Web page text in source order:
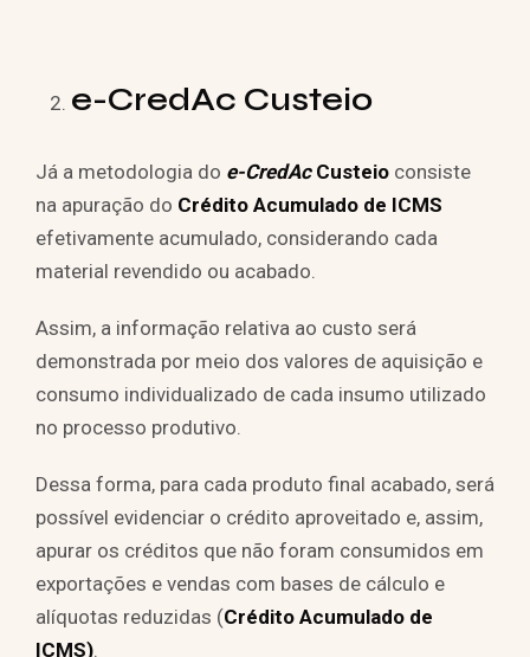
e-CredAc Custeio
Já a metodologia do e-CredAc Custeio consiste
na apuração do Crédito Acumulado de ICMS
efetivamente acumulado, considerando cada
material revendido ou acabado.
Assim, a informação relativa ao custo será
demonstrada por meio dos valores de aquisição e
consumo individualizado de cada insumo utilizado
no processo produtivo.
Dessa forma, para cada produto final acabado, será
possível evidenciar o crédito aproveitado e, assim,
apurar os créditos que não foram consumidos em
exportações e vendas com bases de cálculo e
alíquotas reduzidas (Crédito Acumulado de
ICMS).